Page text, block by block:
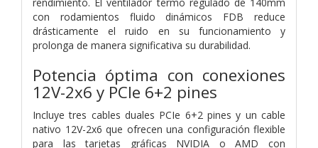
con rodamientos fluido dinámicos FDB reduce
drásticamente el ruido en su funcionamiento y
prolonga de manera significativa su durabilidad.
Potencia óptima con conexiones
12V-2x6 y PCIe 6+2 pines
Incluye tres cables duales PCIe 6+2 pines y un cable
nativo 12V-2x6 que ofrecen una configuración flexible
para las tarjetas gráficas NVIDIA o AMD con